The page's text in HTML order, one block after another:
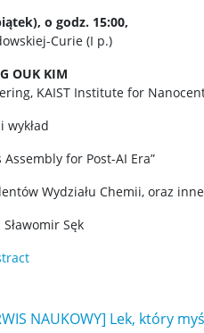
o godz. 15:00,
Curie (I p.)
OUK KIM
KAIST Institute for
wykład
for Post-AI Era”
Wydziału Chemii, oraz
Sęk
NAUKOWY] Lek, który